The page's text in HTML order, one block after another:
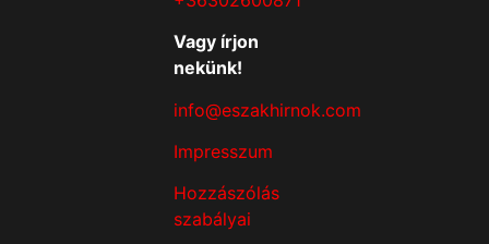
Vagy írjon
nekünk!
info@eszakhirnok.com
Impresszum
Hozzászólás
szabályai